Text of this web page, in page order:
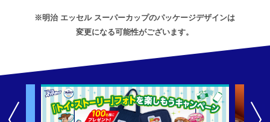
※明治 エッセル スーパーカップのパッケージデザインは
変更になる可能性がございます。